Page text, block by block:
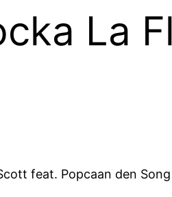
La
feat. Popcaan den Song